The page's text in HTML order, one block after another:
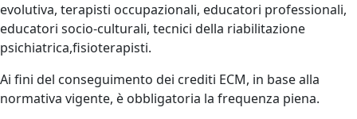
evolutiva, terapisti occupazionali, educatori professionali,
educatori socio-culturali, tecnici della riabilitazione
psichiatrica,fisioterapisti.
Ai fini del conseguimento dei crediti ECM, in base alla
normativa vigente, è obbligatoria la frequenza piena.